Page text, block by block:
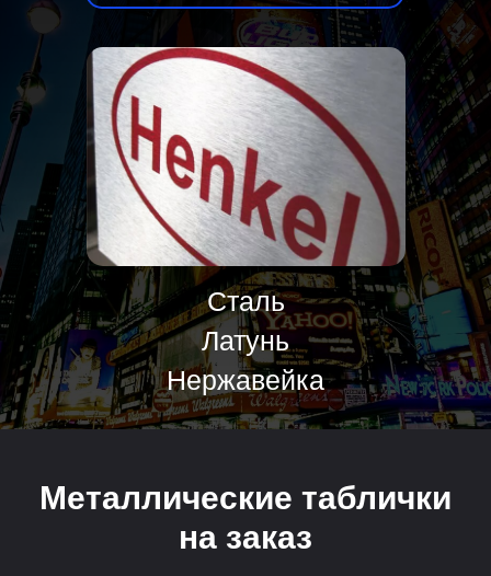
Сталь
Латунь
Нержавейка
Металлические таблички
на заказ